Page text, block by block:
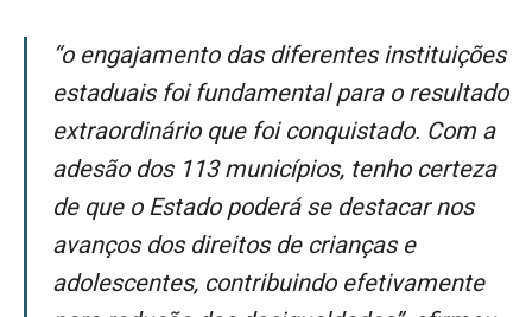
“O engajamento das diferentes instituições
estaduais foi fundamental para o resultado
extraordinário que foi conquistado. Com a
adesão dos 113 municípios, tenho certeza
de que o Estado poderá se destacar nos
avanços dos direitos de crianças e
adolescentes, contribuindo efetivamente